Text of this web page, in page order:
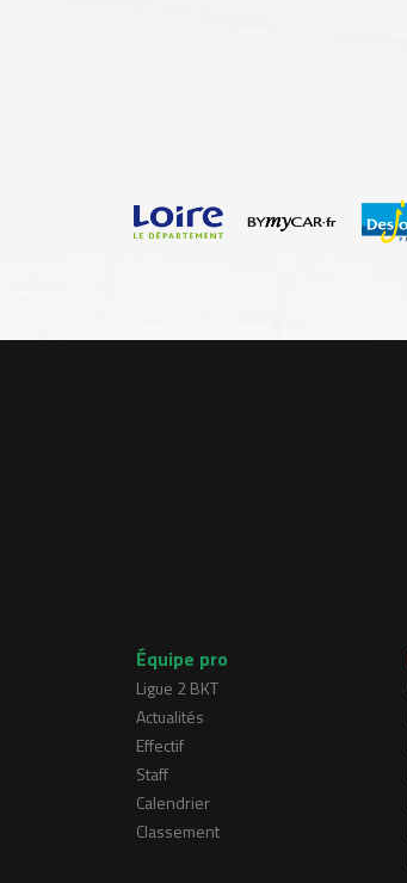
Équipe pro
Ligue 2 BKT
Actualités
Effectif
Staff
Calendrier
Classement